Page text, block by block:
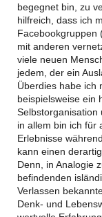
begegnet bin, zu
hilfreich, dass ich
Facebookgruppen
mit anderen
viele neuen
jedem, der ein
Überdies habe ich
beispielsweise ein
Selbstorganisation
in allem bin ich für
Erlebnisse
kann einen
Denn, in Analogie
befindenden
Verlassen
Denk- und